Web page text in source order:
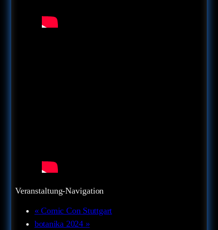
Veranstaltung-Navigation
« Comic Con Stuttgart
botanika 2024 »